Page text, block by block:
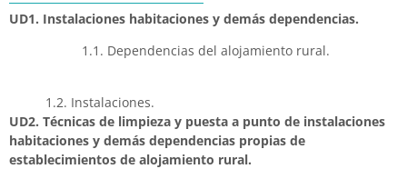
UD1. Instalaciones habitaciones y demás dependencias.
1.1. Dependencias del alojamiento rural.
1.2. Instalaciones.
UD2. Técnicas de limpieza y puesta a punto de instalaciones
habitaciones y demás dependencias propias de
establecimientos de alojamiento rural.